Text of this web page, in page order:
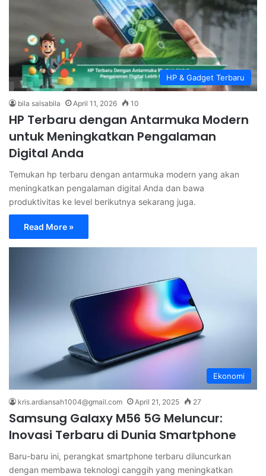
HP & Gadget Terbaru
bila salsabila April 11, 2026 10
HP Terbaru dengan Antarmuka Modern
untuk Meningkatkan Pengalaman
Digital Anda
Temukan hp terbaru dengan antarmuka modern yang akan
meningkatkan pengalaman digital Anda dan bawa
produktivitas ke level berikutnya sekarang juga.
Read More »
Ekonomi
kris.ardiansah1004@gmail.com April 21, 2025 27
Samsung Galaxy M56 5G Meluncur:
Inovasi Terbaru di Dunia Smartphone
Baru-baru ini, perangkat smartphone terbaru diluncurkan
dengan membawa teknologi canggih yang meningkatkan